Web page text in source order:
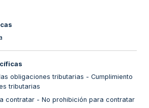
obligaciones tributarias - Cumplimiento
tributarias
contratar - No prohibición para contratar